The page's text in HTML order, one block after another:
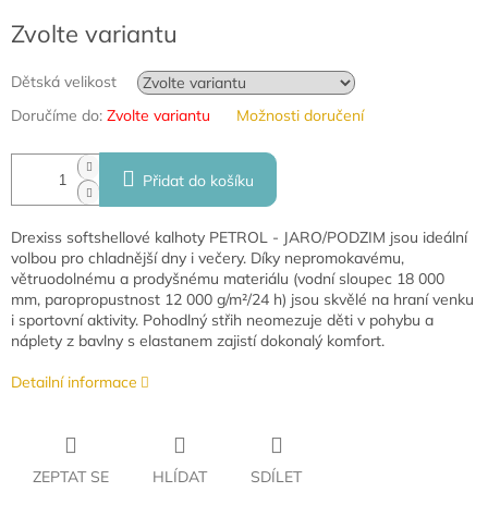
Zvolte variantu
Dětská velikost
Doručíme do: Zvolte variantu Možnosti doručení
Přidat do košíku
Drexiss softshellové kalhoty PETROL - JARO/PODZIM jsou ideální
volbou pro chladnější dny i večery. Díky nepromokavému,
větruodolnému a prodyšnému materiálu (vodní sloupec 18 000
mm, paropropustnost 12 000 g/m²/24 h) jsou skvělé na hraní venku
i sportovní aktivity. Pohodlný střih neomezuje děti v pohybu a
náplety z bavlny s elastanem zajistí dokonalý komfort.
Detailní informace
ZEPTAT SE HLÍDAT SDÍLET